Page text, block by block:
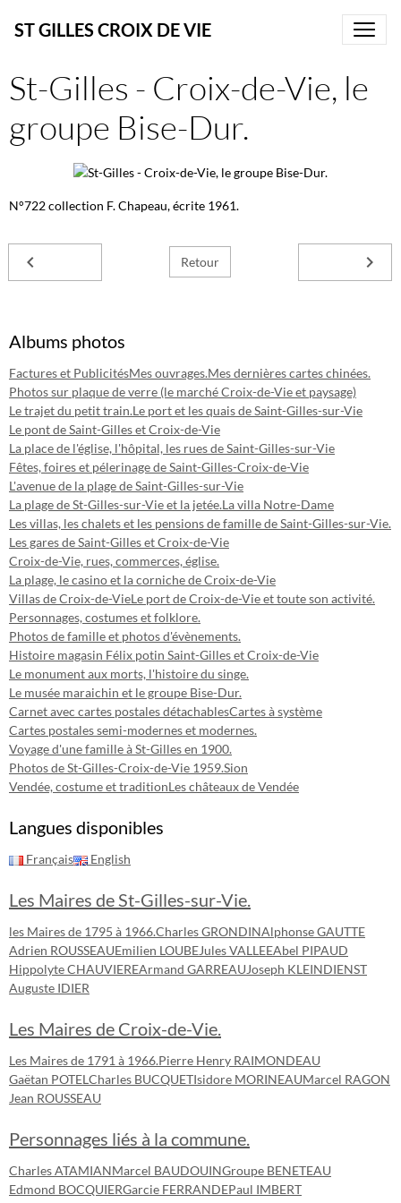
ST GILLES CROIX DE VIE
St-Gilles - Croix-de-Vie, le
groupe Bise-Dur.
N°722 collection F. Chapeau, écrite 1961.
Retour
Albums photos
Factures et PublicitésMes ouvrages.Mes dernières cartes chinées.
Photos sur plaque de verre (le marché Croix-de-Vie et paysage)
Le trajet du petit train.Le port et les quais de Saint-Gilles-sur-Vie
Le pont de Saint-Gilles et Croix-de-Vie
La place de l'église, l'hôpital, les rues de Saint-Gilles-sur-Vie
Fêtes, foires et pélerinage de Saint-Gilles-Croix-de-Vie
L'avenue de la plage de Saint-Gilles-sur-Vie
La plage de St-Gilles-sur-Vie et la jetée.La villa Notre-Dame
Les villas, les chalets et les pensions de famille de Saint-Gilles-sur-Vie.
Les gares de Saint-Gilles et Croix-de-Vie
Croix-de-Vie, rues, commerces, église.
La plage, le casino et la corniche de Croix-de-Vie
Villas de Croix-de-VieLe port de Croix-de-Vie et toute son activité.
Personnages, costumes et folklore.
Photos de famille et photos d'évènements.
Histoire magasin Félix potin Saint-Gilles et Croix-de-Vie
Le monument aux morts, l'histoire du singe.
Le musée maraichin et le groupe Bise-Dur.
Carnet avec cartes postales détachablesCartes à système
Cartes postales semi-modernes et modernes.
Voyage d'une famille à St-Gilles en 1900.
Photos de St-Gilles-Croix-de-Vie 1959.Sion
Vendée, costume et traditionLes châteaux de Vendée
Langues disponibles
Français English
Les Maires de St-Gilles-sur-Vie.
les Maires de 1795 à 1966.Charles GRONDINAlphonse GAUTTE
Adrien ROUSSEAUEmilien LOUBEJules VALLEEAbel PIPAUD
Hippolyte CHAUVIEREArmand GARREAUJoseph KLEINDIENST
Auguste IDIER
Les Maires de Croix-de-Vie.
Les Maires de 1791 à 1966.Pierre Henry RAIMONDEAU
Gaëtan POTEL Charles BUCQUETIsidore MORINEAUMarcel RAGON
Jean ROUSSEAU
Personnages liés à la commune.
Charles ATAMIANMarcel BAUDOUINGroupe BENETEAU
Edmond BOCQUIERGarcie FERRANDEPaul IMBERT